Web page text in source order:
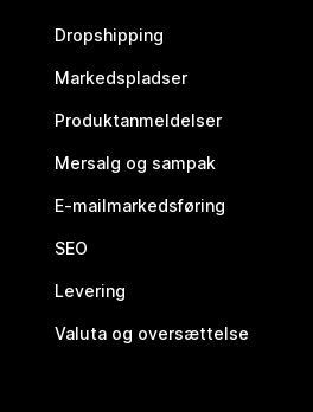
Dropshipping
Markedspladser
Produktanmeldelser
Mersalg og sampak
E-mailmarkedsføring
SEO
Levering
Valuta og oversættelse